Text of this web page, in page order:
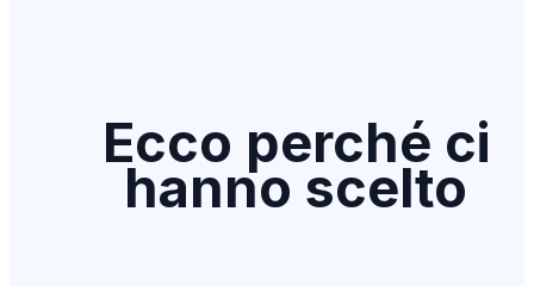
Ecco perché ci
hanno scelto